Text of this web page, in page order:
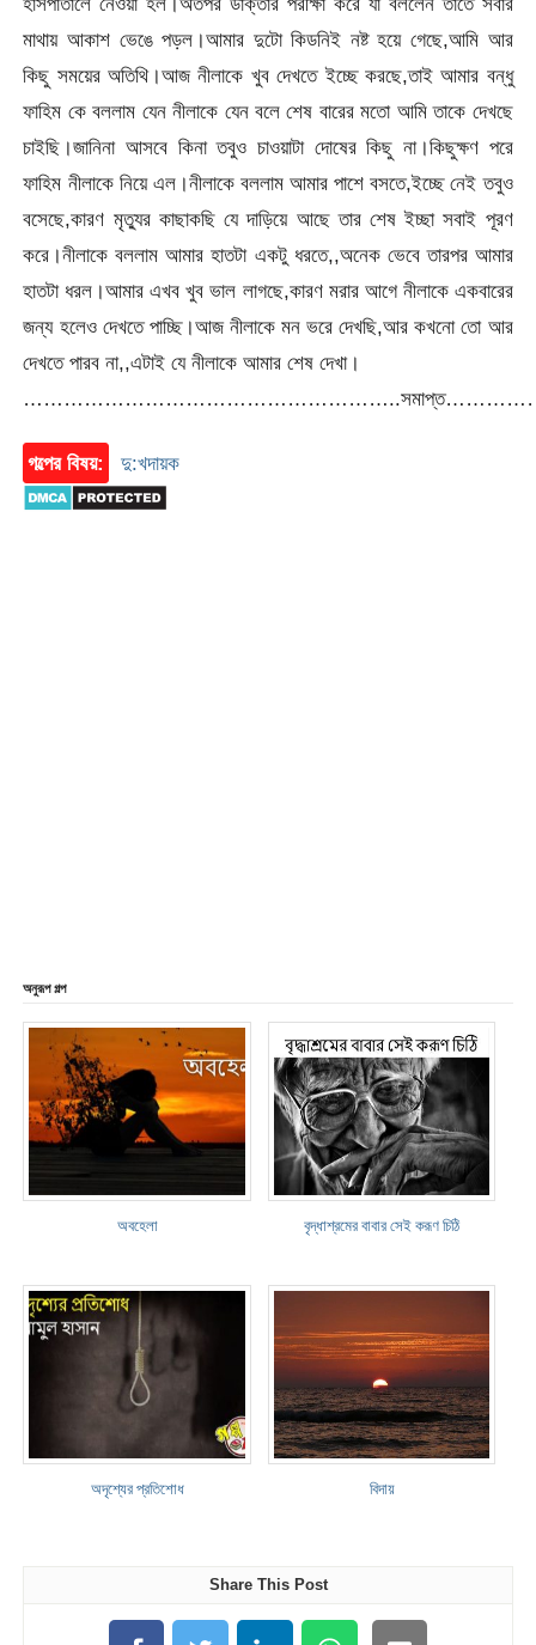
মাথায় আকাশ ভেঙে পড়ল।আমার দুটো কিডনিই নষ্ট হয়ে গেছে,আমি আর
কিছু সময়ের অতিথি।আজ নীলাকে খুব দেখতে ইচ্ছে করছে,তাই আমার বন্ধু
ফাহিম কে বললাম যেন নীলাকে যেন বলে শেষ বারের মতো আমি তাকে দেখছে
চাইছি।জানিনা আসবে কিনা তবুও চাওয়াটা দোষের কিছু না।কিছুক্ষণ পরে
ফাহিম নীলাকে নিয়ে এল।নীলাকে বললাম আমার পাশে বসতে,ইচ্ছে নেই তবুও
বসেছে,কারণ মৃত্যুর কাছাকছি যে দাড়িয়ে আছে তার শেষ ইচ্ছা সবাই পূরণ
করে।নীলাকে বললাম আমার হাতটা একটু ধরতে,,অনেক ভেবে তারপর আমার
হাতটা ধরল।আমার এখব খুব ভাল লাগছে,কারণ মরার আগে নীলাকে একবারের
জন্য হলেও দেখতে পাচ্ছি।আজ নীলাকে মন ভরে দেখছি,আর কখনো তো আর
দেখতে পারব না,,এটাই যে নীলাকে আমার শেষ দেখা।
গল্পের বিষয়: দু:খদায়ক
অনুরূপ গল্প
অবহেলা বৃদ্ধাশ্রমের বাবার সেই করূণ চিঠি
অদৃশ্যের প্রতিশোধ বিদায়
Share This Post